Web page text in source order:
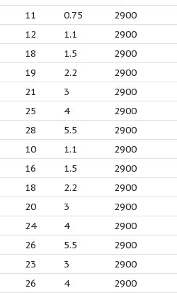
16.5 1.1
18 1.5
20 2.2
12.5 0.75
13 1.1
16 1.5
18 1.5
22 2.2
11 0.75
12 1.1
18 1.5
19 2.2
21 3